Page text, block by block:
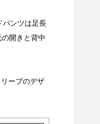
パンツは足長
開きと背中
ーブのデザ